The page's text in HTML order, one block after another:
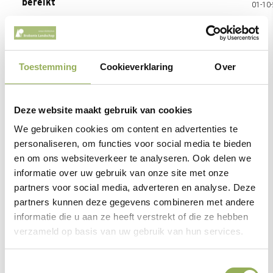
Toestemming Cookieverklaring Over
Deze website maakt gebruik van cookies
We gebruiken cookies om content en advertenties te
personaliseren, om functies voor social media te bieden
en om ons websiteverkeer te analyseren. Ook delen we
informatie over uw gebruik van onze site met onze
partners voor social media, adverteren en analyse. Deze
partners kunnen deze gegevens combineren met andere
informatie die u aan ze heeft verstrekt of die ze hebben
verzameld op basis van uw gebruik van hun services.
01-